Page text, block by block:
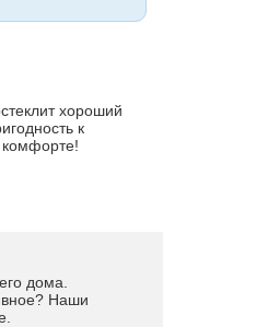
хороший
к
дома.
Наши